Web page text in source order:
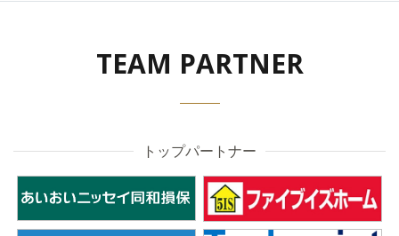
TEAM PARTNER
トップパートナー